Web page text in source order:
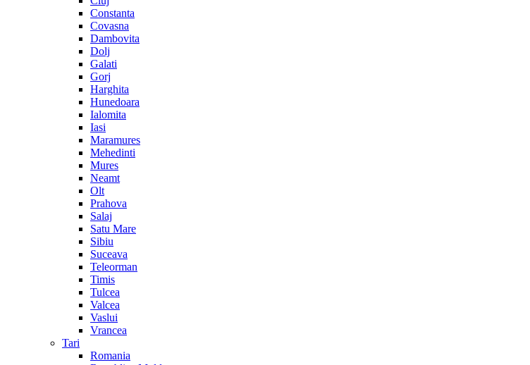
Constanta
Covasna
Dambovita
Dolj
Galati
Gorj
Harghita
Hunedoara
Ialomita
Iasi
Maramures
Mehedinti
Mures
Neamt
Olt
Prahova
Salaj
Satu Mare
Sibiu
Suceava
Teleorman
Timis
Tulcea
Valcea
Vaslui
Vrancea
Tari
Romania